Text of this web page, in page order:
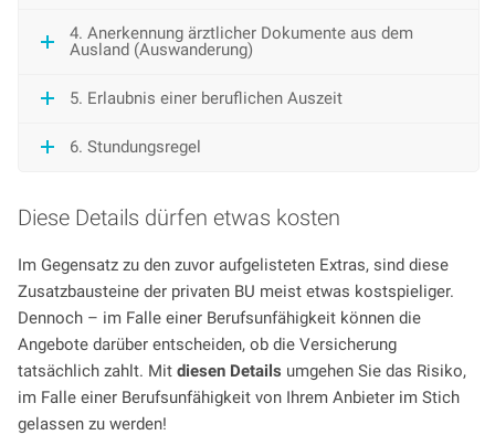
4. Anerkennung ärztlicher Dokumente aus dem
Ausland (Auswanderung)
5. Erlaubnis einer beruflichen Auszeit
6. Stundungsregel
Diese Details dürfen etwas kosten
Im Gegensatz zu den zuvor aufgelisteten Extras, sind diese
Zusatzbausteine der privaten BU meist etwas kostspieliger.
Dennoch – im Falle einer Berufsunfähigkeit können die
Angebote darüber entscheiden, ob die Versicherung
tatsächlich zahlt. Mit diesen Details umgehen Sie das Risiko,
im Falle einer Berufsunfähigkeit von Ihrem Anbieter im Stich
gelassen zu werden!